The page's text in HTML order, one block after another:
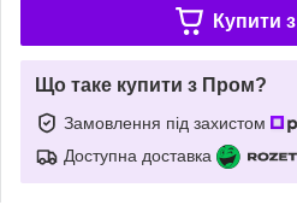
Купити з
Що таке купити з Пром?
Замовлення під захистом
Доступна доставка